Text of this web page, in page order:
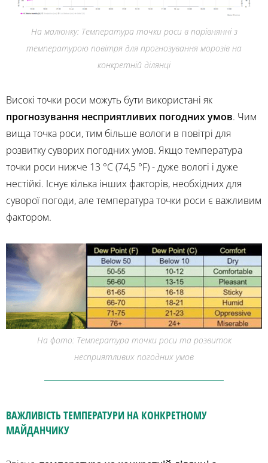
На малюнку: Температура точки роси в порівнянні з
температурою повітря для прогнозування морозів на
конкретній ділянці
Високі точки роси можуть бути використані як
прогнозування несприятливих погодних умов. Чим
вища точка роси, тим більше вологи в повітрі для
розвитку суворих погодних умов. Якщо температура
точки роси нижче 13 °C (74,5 °F) - дуже вологі і дуже
нестійкі. Існує кілька інших факторів, необхідних для
суворої погоди, але температура точки роси є важливим
фактором.
На фото: Температура точки роси та розвиток
несприятливих погодних умов
ВАЖЛИВІСТЬ ТЕМПЕРАТУРИ НА КОНКРЕТНОМУ
МАЙДАНЧИКУ